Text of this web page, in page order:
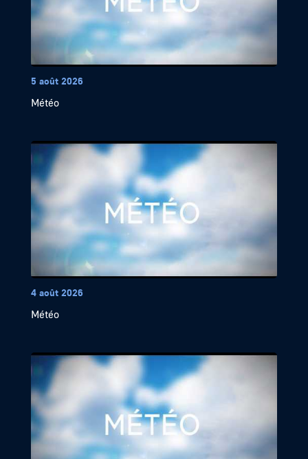
5 août 2026
Météo
4 août 2026
Météo